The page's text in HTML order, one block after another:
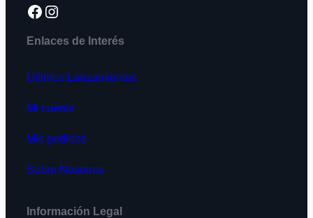
Facebook Instagram
Enlaces de Interés
Últimos Lanzamientos
Mi cuenta
Mis pedidos
Sobre Nosotros
Información Legal